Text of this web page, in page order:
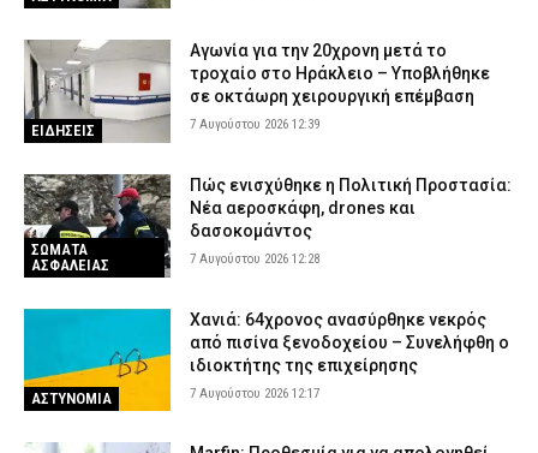
του από παραλία
ΕΙΔΗΣΕΙΣ 6 Αυγούστου 2026 23:42
Τζόκερ: Αυτοί είναι οι τυχεροί αριθμοί που κερδίζουν πάνω από
2,5 εκατ. ευρώ
ΕΙΔΗΣΕΙΣ 6 Αυγούστου 2026 23:28
Σοκ στην Πρέβεζα: 59χρονος εντοπίστηκε απαγχονισμένος
ΕΙΔΗΣΕΙΣ 6 Αυγούστου 2026 23:13
ΕΙΔΗΣΕΙΣ
Αγωνία για την 20χρονη μετά το
τροχαίο στο Ηράκλειο – Υποβλήθηκε
σε οκτάωρη χειρουργική επέμβαση
7 Αυγούστου 2026 12:39
ΣΩΜΑΤΑ
ΑΣΦΑΛΕΙΑΣ
Πώς ενισχύθηκε η Πολιτική Προστασία:
Νέα αεροσκάφη, drones και
δασοκομάντος
7 Αυγούστου 2026 12:28
ΑΣΤΥΝΟΜΙΑ
Χανιά: 64χρονος ανασύρθηκε νεκρός
από πισίνα ξενοδοχείου – Συνελήφθη ο
ιδιοκτήτης της επιχείρησης
7 Αυγούστου 2026 12:17